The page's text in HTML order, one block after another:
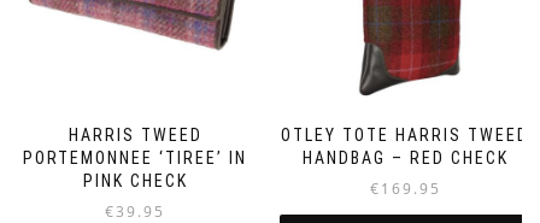
HARRIS TWEED
PORTEMONNEE ‘TIREE’ IN
PINK CHECK
€39.95
OTLEY TOTE HARRIS TWEED
HANDBAG – RED CHECK
€169.95